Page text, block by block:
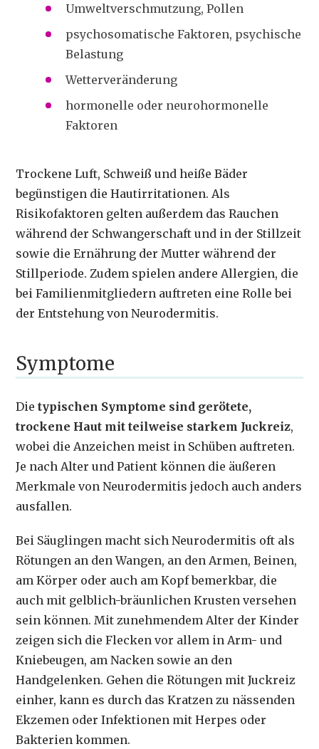
Umweltverschmutzung, Pollen
psychosomatische Faktoren, psychische
Belastung
Wetterveränderung
hormonelle oder neurohormonelle
Faktoren
Trockene Luft, Schweiß und heiße Bäder
begünstigen die Hautirritationen. Als
Risikofaktoren gelten außerdem das Rauchen
während der Schwangerschaft und in der Stillzeit
sowie die Ernährung der Mutter während der
Stillperiode. Zudem spielen andere Allergien, die
bei Familienmitgliedern auftreten eine Rolle bei
der Entstehung von Neurodermitis.
Symptome
Dietypischen Symptome sind gerötete,
trockene Haut mit teilweise starkem Juckreiz,
wobei die Anzeichen meist in Schüben auftreten.
Je nach Alter und Patient können die äußeren
Merkmale von Neurodermitis jedoch auch anders
ausfallen.
Bei Säuglingen macht sich Neurodermitis oft als
Rötungen an den Wangen, an den Armen, Beinen,
am Körper oder auch am Kopf bemerkbar, die
auch mit gelblich-bräunlichen Krusten versehen
sein können. Mit zunehmendem Alter der Kinder
zeigen sich die Flecken vor allem in Arm- und
Kniebeugen, am Nacken sowie an den
Handgelenken. Gehen die Rötungen mit Juckreiz
einher, kann es durch das Kratzen zu nässenden
Ekzemen oder Infektionen mit Herpes oder
Bakterien kommen.